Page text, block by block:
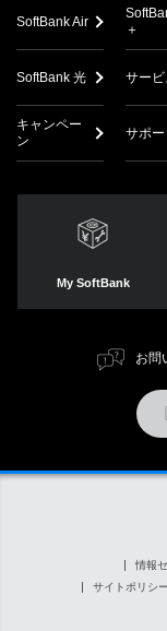
SoftBank Air
＋
SoftBank 光 サービ
キャンペー
ン
サポー
My SoftBank
お問
情報
サイトポリシー